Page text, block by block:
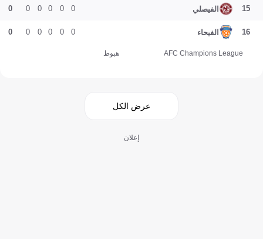
15 الفيصلي 0
0
0
0
0
0
16 الفيحاء 0
0
0
0
0
0
AFC Champions League هبوط
عرض الكل
إعلان